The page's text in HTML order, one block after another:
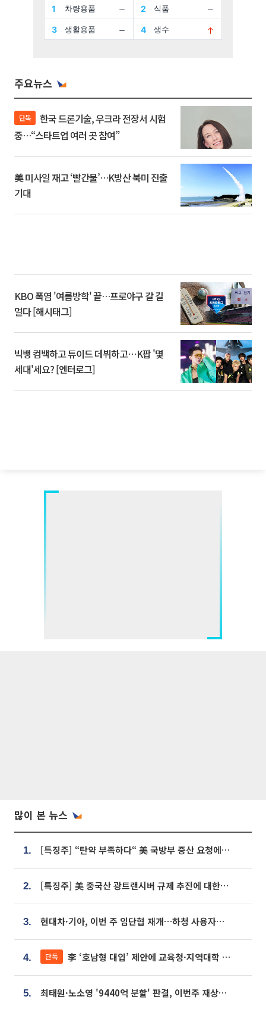
주요뉴스
단독
중…“스타트업 여러 곳 참여”
美 미사일 재고 ‘빨간불’…K방산 북미 진출
기대
KBO 폭염 '여름방학' 끝…프로야구 갈 길
멀다 [해시태그]
빅뱅 컴백하고 튜이드 데뷔하고⋯K팝 '몇
세대'세요? [엔터로그]
많이 본 뉴스
1. [특징주] “탄약 부족하다“ 美 국방부 증산 요청에⋯국내 방산주 급등세
2. [특징주] 美 중국산 광트랜시버 규제 추진에 대한광통신 등 광통신株 강세
3. 현대차·기아, 이번 주 임단협 재개…하청 사용자성 재심도 ‘변수’
4. 단독 李 ‘호남형 대입’ 제안에 교육청·지역대학 서·논술형 입시 연계 '착수'
5. 최태원·노소영 '9440억 분할' 판결, 이번주 재상고 여부 주목